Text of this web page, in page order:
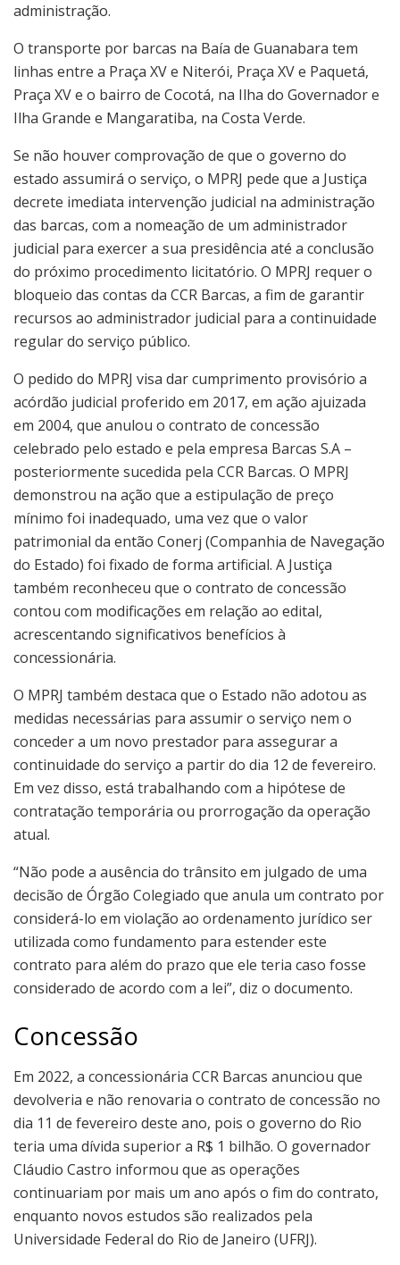
administração.
O transporte por barcas na Baía de Guanabara tem
linhas entre a Praça XV e Niterói, Praça XV e Paquetá,
Praça XV e o bairro de Cocotá, na Ilha do Governador e
Ilha Grande e Mangaratiba, na Costa Verde.
Se não houver comprovação de que o governo do
estado assumirá o serviço, o MPRJ pede que a Justiça
decrete imediata intervenção judicial na administração
das barcas, com a nomeação de um administrador
judicial para exercer a sua presidência até a conclusão
do próximo procedimento licitatório. O MPRJ requer o
bloqueio das contas da CCR Barcas, a fim de garantir
recursos ao administrador judicial para a continuidade
regular do serviço público.
O pedido do MPRJ visa dar cumprimento provisório a
acórdão judicial proferido em 2017, em ação ajuizada
em 2004, que anulou o contrato de concessão
celebrado pelo estado e pela empresa Barcas S.A –
posteriormente sucedida pela CCR Barcas. O MPRJ
demonstrou na ação que a estipulação de preço
mínimo foi inadequado, uma vez que o valor
patrimonial da então Conerj (Companhia de Navegação
do Estado) foi fixado de forma artificial. A Justiça
também reconheceu que o contrato de concessão
contou com modificações em relação ao edital,
acrescentando significativos benefícios à
concessionária.
O MPRJ também destaca que o Estado não adotou as
medidas necessárias para assumir o serviço nem o
conceder a um novo prestador para assegurar a
continuidade do serviço a partir do dia 12 de fevereiro.
Em vez disso, está trabalhando com a hipótese de
contratação temporária ou prorrogação da operação
atual.
“Não pode a ausência do trânsito em julgado de uma
decisão de Órgão Colegiado que anula um contrato por
considerá-lo em violação ao ordenamento jurídico ser
utilizada como fundamento para estender este
contrato para além do prazo que ele teria caso fosse
considerado de acordo com a lei”, diz o documento.
Concessão
Em 2022, a concessionária CCR Barcas anunciou que
devolveria e não renovaria o contrato de concessão no
dia 11 de fevereiro deste ano, pois o governo do Rio
teria uma dívida superior a R$ 1 bilhão. O governador
Cláudio Castro informou que as operações
continuariam por mais um ano após o fim do contrato,
enquanto novos estudos são realizados pela
Universidade Federal do Rio de Janeiro (UFRJ).